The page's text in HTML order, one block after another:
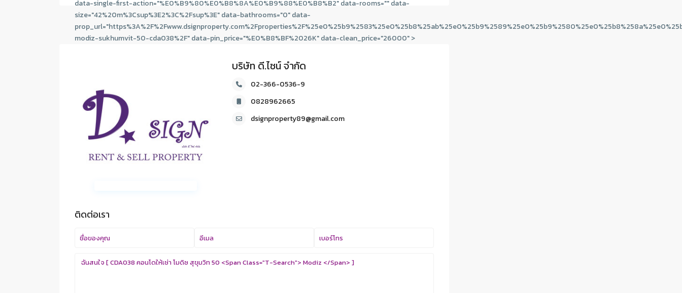
data-single-first-action="%E0%B9%80%E0%B8%8A%E0%B9%88%E0%B8%B2" data-rooms="" data-
size="42%20m%3Csup%3E2%3C%2Fsup%3E" data-bathrooms="0" data-
modiz-sukhumvit-50-cda038%2F" data-pin_price="%E0%B8%BF%2026K" data-clean_price="26000" >
บริษัท ดี.ไซน์ จํากัด
02-366-0536-9
0828962665
dsignproperty89@gmail.com
ติดต่อเรา